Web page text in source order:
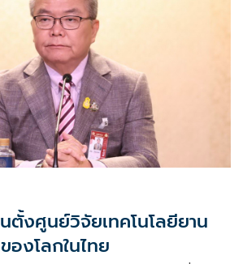
ตั้งศูนย์วิจัยเทคโนโลยียาน
งโลกในไทย